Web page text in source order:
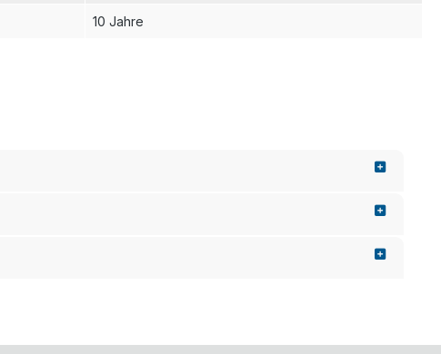
10 Jahre